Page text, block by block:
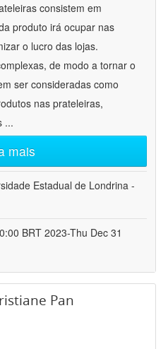
consistem em
produto irá ocupar nas
o lucro das lojas.
de modo a tornar o
ser consideradas como
nas prateleiras,
...
mais
Estadual de Londrina -
BRT 2023-Thu Dec 31
Pan